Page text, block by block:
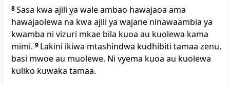
8Sasa kwa ajili ya wale ambao hawajaoa ama
hawajaolewa na kwa ajili ya wajane ninawaambia ya
kwamba ni vizuri mkae bila kuoa au kuolewa kama
mimi. 9 Lakini ikiwa mtashindwa kudhibiti tamaa zenu,
basi mwoe au muolewe. Ni vyema kuoa au kuolewa
kuliko kuwaka tamaa.